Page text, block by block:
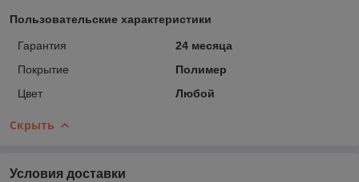
Пользовательские характеристики
Гарантия
24 месяца
Покрытие
Полимер
Цвет
Любой
Скрыть
Условия доставки